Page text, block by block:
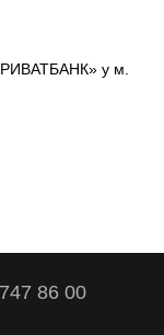
у м.
86 00